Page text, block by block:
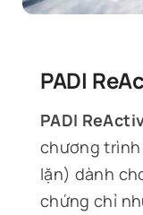
PADI
PADI
chương trình
lặn) dành
chứng chỉ